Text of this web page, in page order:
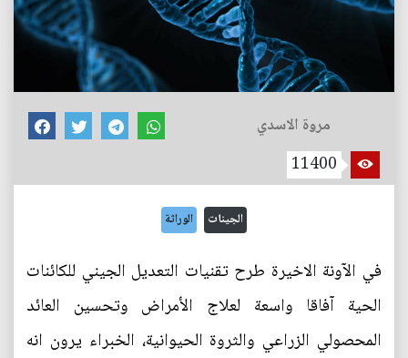
مروة الاسدي
11400
الجينات الوراثة
في الآونة الاخيرة طرح تقنيات التعديل الجيني للكائنات
الحية آفاقا واسعة لعلاج الأمراض وتحسين العائد
المحصولي الزراعي والثروة الحيوانية، الخبراء يرون انه